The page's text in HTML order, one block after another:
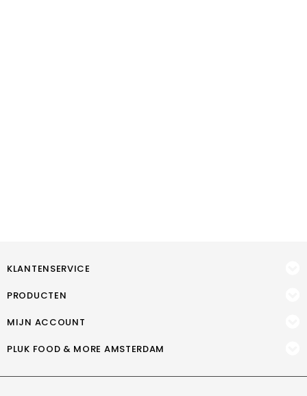
KLANTENSERVICE
PRODUCTEN
MIJN ACCOUNT
PLUK FOOD & MORE AMSTERDAM